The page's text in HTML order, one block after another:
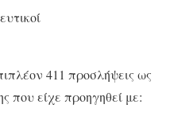
411 προσλήψεις ως
που είχε προηγηθεί με: